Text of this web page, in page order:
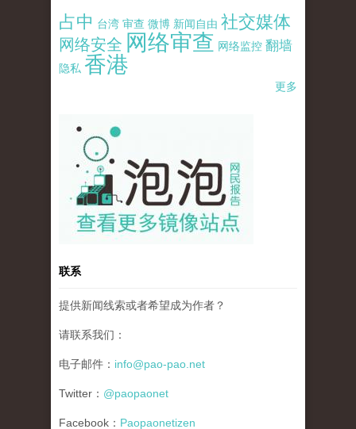
占中 台湾 审查 微博 新闻自由 社交媒体
网络安全 网络审查 网络监控 翻墙
隐私 香港
更多
pao-pao-banner-mirror-site-120814.jpg
联系
提供新闻线索或者希望成为作者？
请联系我们：
电子邮件： info@pao-pao.net
Twitter： @paopaonet
Facebook： Paopaonetizen